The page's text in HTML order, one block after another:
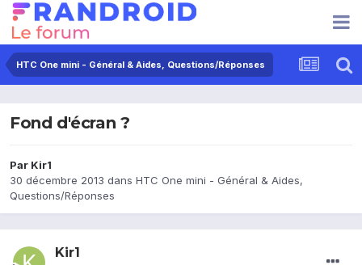
HTC One mini - Général & Aides, Questions/Réponses
Fond d'écran ?
Par Kir1
30 décembre 2013 dans HTC One mini - Général & Aides,
Questions/Réponses
Kir1